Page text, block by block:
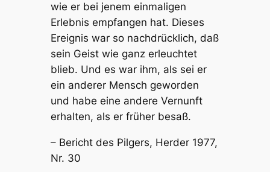
wie er bei jenem einmaligen
Erlebnis empfangen hat. Dieses
Ereignis war so nachdrücklich, daß
sein Geist wie ganz erleuchtet
blieb. Und es war ihm, als sei er
ein anderer Mensch geworden
und habe eine andere Vernunft
erhalten, als er früher besaß.
– Bericht des Pilgers, Herder 1977,
Nr. 30